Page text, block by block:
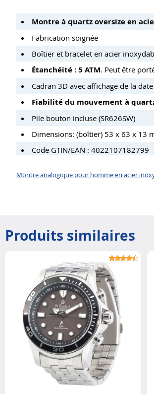
Montre à quartz oversize en
Fabrication soignée
Boîtier et bracelet en acier
Étanchéité : 5 ATM. Peut être
Cadran 3D avec affichage de la date
Fiabilité du mouvement à
Pile bouton incluse (SR626SW)
Dimensions: (boîtier) 53 x 63 x 13
Code GTIN/EAN : 4022107182799
Montre analogique pour homme en acier
Produits similaires